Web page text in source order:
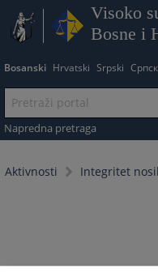
Visoko
Bosne i
Bosanski Hrvatski Srpski
Napredna pretraga
Aktivnosti Integritet